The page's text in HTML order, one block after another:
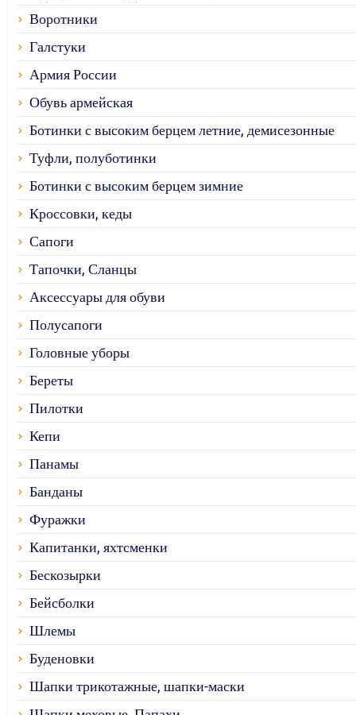
Воротники
Галстуки
Армия России
Обувь армейская
Ботинки с высоким берцем летние, демисезонные
Туфли, полуботинки
Ботинки с высоким берцем зимние
Кроссовки, кеды
Сапоги
Тапочки, Сланцы
Аксессуары для обуви
Полусапоги
Головные уборы
Береты
Пилотки
Кепи
Панамы
Банданы
Фуражки
Капитанки, яхтсменки
Бескозырки
Бейсболки
Шлемы
Буденовки
Шапки трикотажные, шапки-маски